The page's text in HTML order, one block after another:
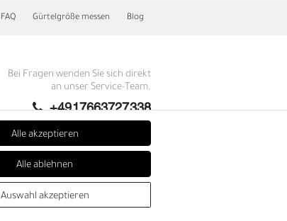
FAQ Gürtelgröße messen Blog
Bei Fragen wenden Sie sich direkt
an unser Service-Team.
+4917663727338
Montag - Freitag, 09:00 - 14:00
info@fronhofer.com
Gürtelmanufaktur Fronhofer,
93053 Regensburg, Nelkenweg 3b
Alle akzeptieren
Alle ablehnen
Auswahl akzeptieren